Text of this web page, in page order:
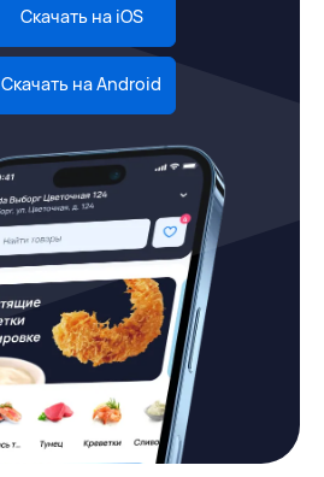
Скачать на iOS
Скачать на Android